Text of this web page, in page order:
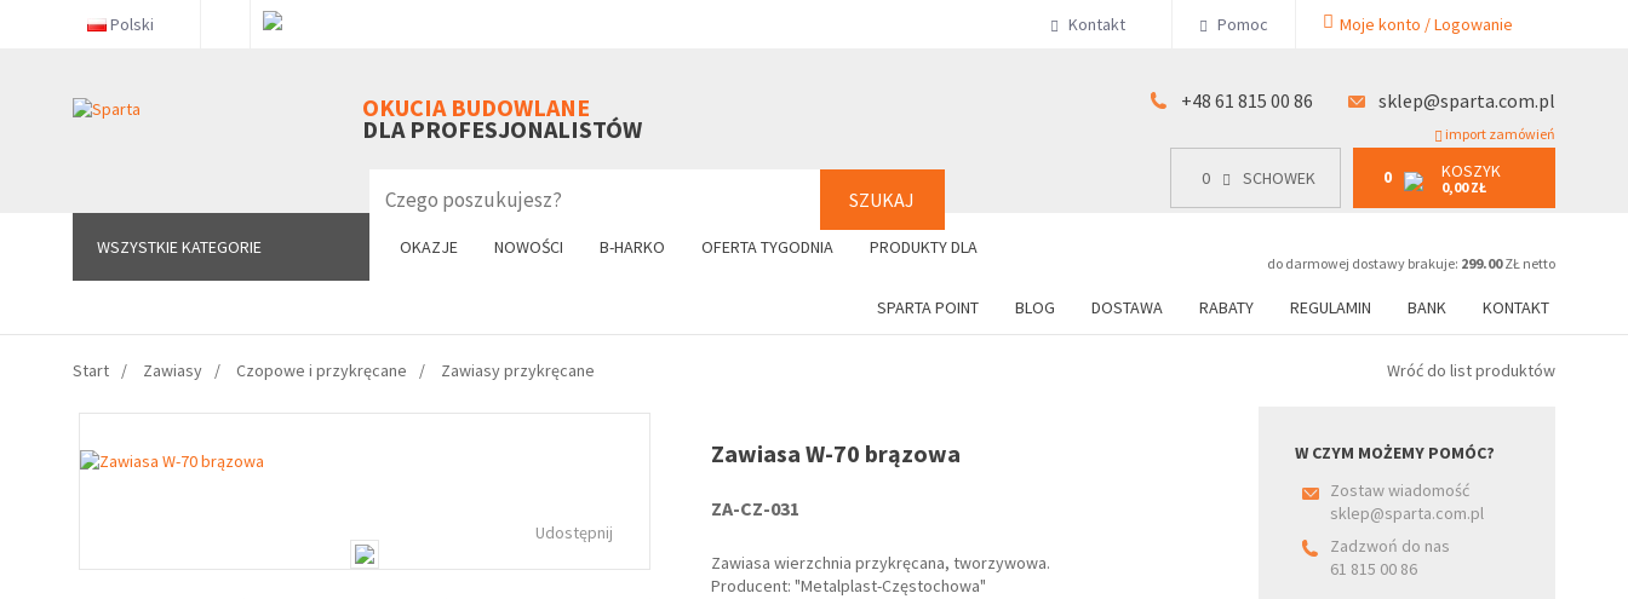
Polski Kontakt Pomoc Moje konto / Logowanie
OKUCIA BUDOWLANE
DLA PROFESJONALISTÓW
SZUKAJ
+48 61 815 00 86 sklep@sparta.com.pl
import zamówień
0 SCHOWEK 0 KOSZYK
0,00 ZŁ
do darmowej dostawy brakuje: 299.00ZŁ netto
WSZYSTKIE KATEGORIE OKAZJE NOWOŚCI B-HARKO OFERTA TYGODNIA PRODUKTY DLA
SPARTA POINT BLOG DOSTAWA RABATY REGULAMIN BANK KONTAKT
WSZYSTKIE KATEGORIE 0 SCHOWEK 0 KOSZYK
0,00 ZŁ
+48 61 815 00 86
Start Zawiasy Czopowe i przykręcane Zawiasy przykręcane Wróć do list produktów
Udostępnij
Zawiasa W-70 brązowa
ZA-CZ-031
Zawiasa wierzchnia przykręcana, tworzywowa.
Producent: "Metalplast-Częstochowa"
W CZYM MOŻEMY POMÓC?
Zostaw wiadomość
sklep@sparta.com.pl
Zadzwoń do nas
61 815 00 86